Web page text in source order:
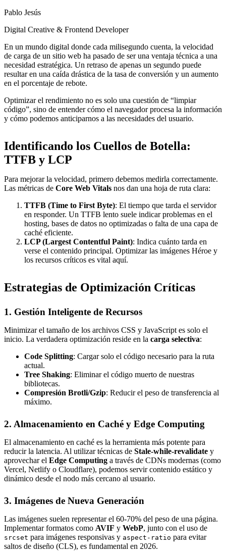
Pablo Jesús
Digital Creative & Frontend Developer
En un mundo digital donde cada milisegundo cuenta, la velocidad
de carga de un sitio web ha pasado de ser una ventaja técnica a una
necesidad estratégica. Un retraso de apenas un segundo puede
resultar en una caída drástica de la tasa de conversión y un aumento
en el porcentaje de rebote.
Optimizar el rendimiento no es solo una cuestión de “limpiar
código”, sino de entender cómo el navegador procesa la información
y cómo podemos anticiparnos a las necesidades del usuario.
Identificando los Cuellos de Botella:
TTFB y LCP
Para mejorar la velocidad, primero debemos medirla correctamente.
Las métricas de Core Web Vitals nos dan una hoja de ruta clara:
TTFB (Time to First Byte): El tiempo que tarda el servidor
en responder. Un TTFB lento suele indicar problemas en el
hosting, bases de datos no optimizadas o falta de una capa de
caché eficiente.
LCP (Largest Contentful Paint): Indica cuánto tarda en
verse el contenido principal. Optimizar las imágenes Héroe y
los recursos críticos es vital aquí.
Estrategias de Optimización Críticas
1. Gestión Inteligente de Recursos
Minimizar el tamaño de los archivos CSS y JavaScript es solo el
inicio. La verdadera optimización reside en la carga selectiva:
Code Splitting: Cargar solo el código necesario para la ruta
actual.
Tree Shaking: Eliminar el código muerto de nuestras
bibliotecas.
Compresión Brotli/Gzip: Reducir el peso de transferencia al
máximo.
2. Almacenamiento en Caché y Edge Computing
El almacenamiento en caché es la herramienta más potente para
reducir la latencia. Al utilizar técnicas de Stale-while-revalidate y
aprovechar el Edge Computing a través de CDNs modernas (como
Vercel, Netlify o Cloudflare), podemos servir contenido estático y
dinámico desde el nodo más cercano al usuario.
3. Imágenes de Nueva Generación
Las imágenes suelen representar el 60-70% del peso de una página.
Implementar formatos como AVIF y WebP, junto con el uso de
srcset para imágenes responsivas y aspect-ratio para evitar
saltos de diseño (CLS), es fundamental en 2026.